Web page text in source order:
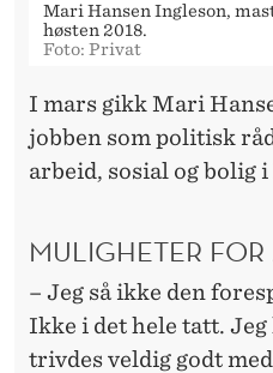
Mari Hansen Ingleson,
høsten 2018.
Foto: Privat
I mars gikk Mari
jobben som politisk
arbeid, sosial og bolig i
MULIGHETER
– Jeg så ikke den
Ikke i det hele tatt. Jeg
trivdes veldig godt